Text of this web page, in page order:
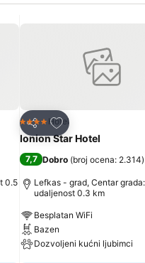
0.5
Deli
Dodati u favorite
4 Zvezdice
Hotel
Ionion Star Hotel
7,7 Dobro (broj ocena: 2.314)
Lefkas - grad, Centar grada:
udaljenost 0.3 km
Besplatan WiFi
Bazen
Dozvoljeni kućni ljubimci